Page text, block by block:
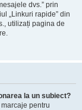
dvs.” prin
„Linkuri rapide” din
utilizați pagina de
la un subiect?
pentru